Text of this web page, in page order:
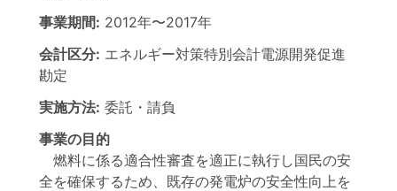
事業期間: 2012年〜2017年
会計区分: エネルギー対策特別会計電源開発促進
勘定
実施方法: 委託・請負
事業の目的
燃料に係る適合性審査を適正に執行し国民の安
全を確保するため、既存の発電炉の安全性向上を